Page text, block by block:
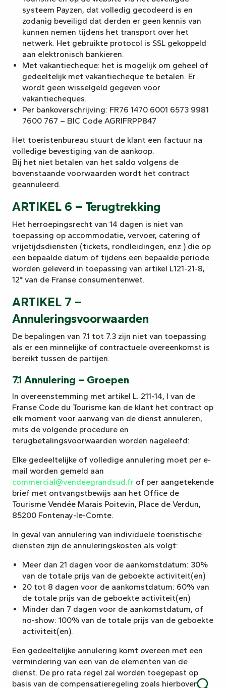
systeem Payzen, dat volledig gecodeerd is en
zodanig beveiligd dat derden er geen kennis van
kunnen nemen tijdens het transport over het
netwerk. Het gebruikte protocol is SSL gekoppeld
aan elektronisch bankieren.
Met vakantiecheque: het is mogelijk om geheel of
gedeeltelijk met vakantiecheque te betalen. Er
wordt geen wisselgeld gegeven voor
vakantiecheques.
Per bankoverschrijving: FR76 1470 6001 6573 9981
7600 767 – BIC Code AGRIFRPP847
Het toeristenbureau stuurt de klant een factuur na
volledige bevestiging van de aankoop.
Bij het niet betalen van het saldo volgens de
bovenstaande voorwaarden wordt het contract
geannuleerd.
ARTIKEL 6 – Terugtrekking
Het herroepingsrecht van 14 dagen is niet van
toepassing op accommodatie, vervoer, catering of
vrijetijdsdiensten (tickets, rondleidingen, enz.) die op
een bepaalde datum of tijdens een bepaalde periode
worden geleverd in toepassing van artikel L121-21-8,
12° van de Franse consumentenwet.
ARTIKEL 7 –
Annuleringsvoorwaarden
De bepalingen van 7.1 tot 7.3 zijn niet van toepassing
als er een minnelijke of contractuele overeenkomst is
bereikt tussen de partijen.
7.1 Annulering – Groepen
In overeenstemming met artikel L. 211-14, I van de
Franse Code du Tourisme kan de klant het contract op
elk moment voor aanvang van de dienst annuleren,
mits de volgende procedure en
terugbetalingsvoorwaarden worden nageleefd:
Elke gedeeltelijke of volledige annulering moet per e-
mail worden gemeld aan
commercial@vendeegrandsud.fr of per aangetekende
brief met ontvangstbewijs aan het Office de
Tourisme Vendée Marais Poitevin, Place de Verdun,
85200 Fontenay-le-Comte.
In geval van annulering van individuele toeristische
diensten zijn de annuleringskosten als volgt:
Meer dan 21 dagen voor de aankomstdatum: 30%
van de totale prijs van de geboekte activiteit(en)
20 tot 8 dagen voor de aankomstdatum: 60% van
de totale prijs van de geboekte activiteit(en)
Minder dan 7 dagen voor de aankomstdatum, of
no-show: 100% van de totale prijs van de geboekte
activiteit(en).
Een gedeeltelijke annulering komt overeen met een
vermindering van een van de elementen van de
dienst. De pro rata regel zal worden toegepast op
basis van de compensatieregeling zoals hierboven